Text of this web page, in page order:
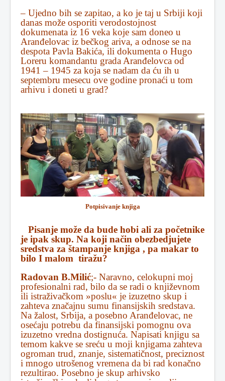
– Ujedno bih se zapitao, a ko je taj u Srbiji koji
danas može osporiti verodostojnost
dokumenata iz 16 veka koje sam doneo u
Aranđelovac iz bečkog ariva, a odnose se na
despota Pavla Bakića, ili dokumenta o Hugo
Loreru komandantu grada Aranđelovca od
1941 – 1945 za koja se nadam da ću ih u
septembru mesecu ove godine pronaći u tom
arhivu i doneti u grad?
Potpisivanje knjiga
Pisanje može da bude hobi ali za početnike
je ipak skup. Na koji način obezbedjujete
sredstva za štampanje knjiga , pa makar to
bilo I malom tiražu?
Radovan B.Milić;- Naravno, celokupni moj
profesionalni rad, bilo da se radi o književnom
ili istraživačkom »poslu« je izuzetno skup i
zahteva značajnu sumu finansijskih sredstava.
Na žalost, Srbija, a posebno Aranđelovac, ne
osećaju potrebu da finansijski pomognu ova
izuzetno vredna dostignuća. Napisati knjigu sa
temom kakve se sreću u moji knjigama zahteva
ogroman trud, znanje, sistematičnost, preciznost
i mnogo utrošenog vremena da bi rad konačno
rezultirao. Posebno je skup arhivsko